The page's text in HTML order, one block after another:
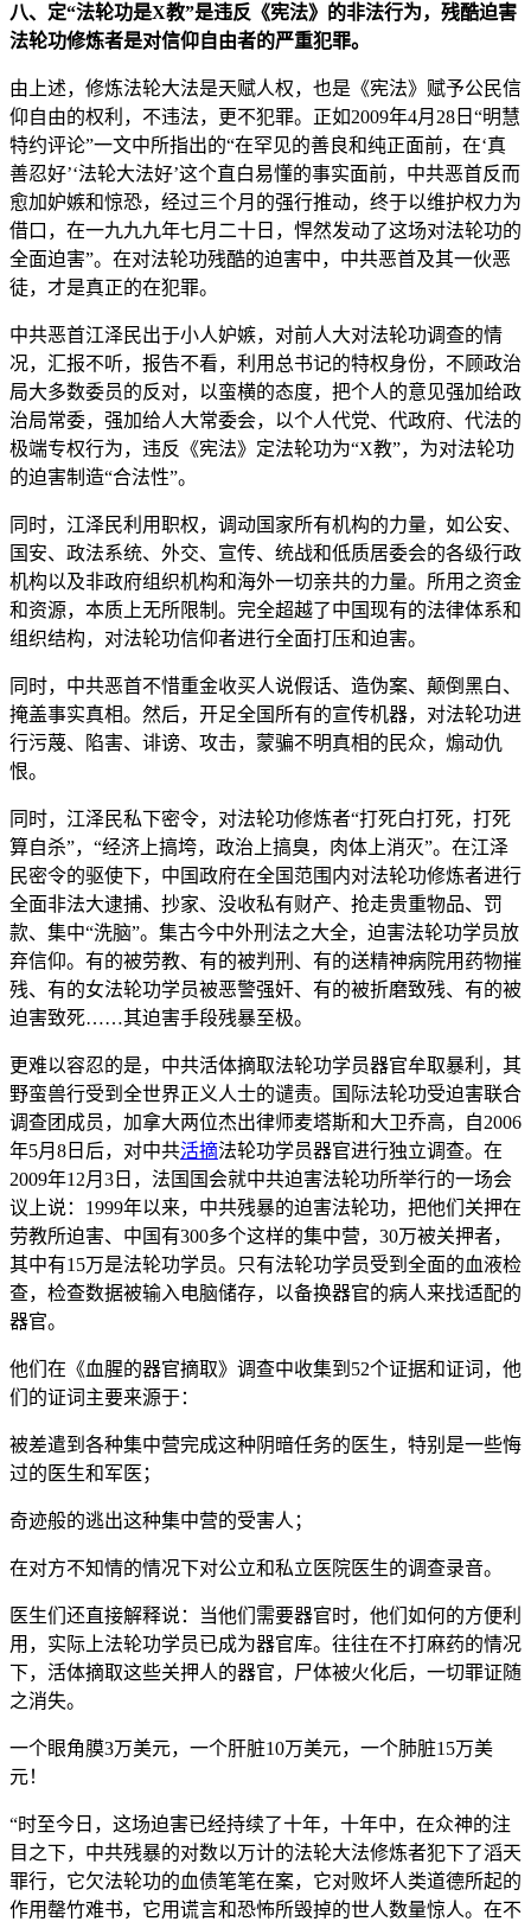
八、定“法轮功是X教”是违反《宪法》的非法行为，残酷迫害
法轮功修炼者是对信仰自由者的严重犯罪。
由上述，修炼法轮大法是天赋人权，也是《宪法》赋予公民信
仰自由的权利，不违法，更不犯罪。正如2009年4月28日“明慧
特约评论”一文中所指出的“在罕见的善良和纯正面前，在‘真
善忍好’‘法轮大法好’这个直白易懂的事实面前，中共恶首反而
愈加妒嫉和惊恐，经过三个月的强行推动，终于以维护权力为
借口，在一九九九年七月二十日，悍然发动了这场对法轮功的
全面迫害”。在对法轮功残酷的迫害中，中共恶首及其一伙恶
徒，才是真正的在犯罪。
中共恶首江泽民出于小人妒嫉，对前人大对法轮功调查的情
况，汇报不听，报告不看，利用总书记的特权身份，不顾政治
局大多数委员的反对，以蛮横的态度，把个人的意见强加给政
治局常委，强加给人大常委会，以个人代党、代政府、代法的
极端专权行为，违反《宪法》定法轮功为“X教”，为对法轮功
的迫害制造“合法性”。
同时，江泽民利用职权，调动国家所有机构的力量，如公安、
国安、政法系统、外交、宣传、统战和低质居委会的各级行政
机构以及非政府组织机构和海外一切亲共的力量。所用之资金
和资源，本质上无所限制。完全超越了中国现有的法律体系和
组织结构，对法轮功信仰者进行全面打压和迫害。
同时，中共恶首不惜重金收买人说假话、造伪案、颠倒黑白、
掩盖事实真相。然后，开足全国所有的宣传机器，对法轮功进
行污蔑、陷害、诽谤、攻击，蒙骗不明真相的民众，煽动仇
恨。
同时，江泽民私下密令，对法轮功修炼者“打死白打死，打死
算自杀”，“经济上搞垮，政治上搞臭，肉体上消灭”。在江泽
民密令的驱使下，中国政府在全国范围内对法轮功修炼者进行
全面非法大逮捕、抄家、没收私有财产、抢走贵重物品、罚
款、集中“洗脑”。集古今中外刑法之大全，迫害法轮功学员放
弃信仰。有的被劳教、有的被判刑、有的送精神病院用药物摧
残、有的女法轮功学员被恶警强奸、有的被折磨致残、有的被
迫害致死……其迫害手段残暴至极。
更难以容忍的是，中共活体摘取法轮功学员器官牟取暴利，其
野蛮兽行受到全世界正义人士的谴责。国际法轮功受迫害联合
调查团成员，加拿大两位杰出律师麦塔斯和大卫乔高，自2006
年5月8日后，对中共活摘法轮功学员器官进行独立调查。在
2009年12月3日，法国国会就中共迫害法轮功所举行的一场会
议上说：1999年以来，中共残暴的迫害法轮功，把他们关押在
劳教所迫害、中国有300多个这样的集中营，30万被关押者，
其中有15万是法轮功学员。只有法轮功学员受到全面的血液检
查，检查数据被输入电脑储存，以备换器官的病人来找适配的
器官。
他们在《血腥的器官摘取》调查中收集到52个证据和证词，他
们的证词主要来源于：
被差遣到各种集中营完成这种阴暗任务的医生，特别是一些悔
过的医生和军医；
奇迹般的逃出这种集中营的受害人；
在对方不知情的情况下对公立和私立医院医生的调查录音。
医生们还直接解释说：当他们需要器官时，他们如何的方便利
用，实际上法轮功学员已成为器官库。往往在不打麻药的情况
下，活体摘取这些关押人的器官，尸体被火化后，一切罪证随
之消失。
一个眼角膜3万美元，一个肝脏10万美元，一个肺脏15万美
元！
“时至今日，这场迫害已经持续了十年，十年中，在众神的注
目之下，中共残暴的对数以万计的法轮大法修炼者犯下了滔天
罪行，它欠法轮功的血债笔笔在案，它对败坏人类道德所起的
作用罄竹难书，它用谎言和恐怖所毁掉的世人数量惊人。在不